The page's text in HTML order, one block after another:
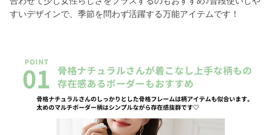
すいデザインで、季節を問わず活躍する万能アイテムです！